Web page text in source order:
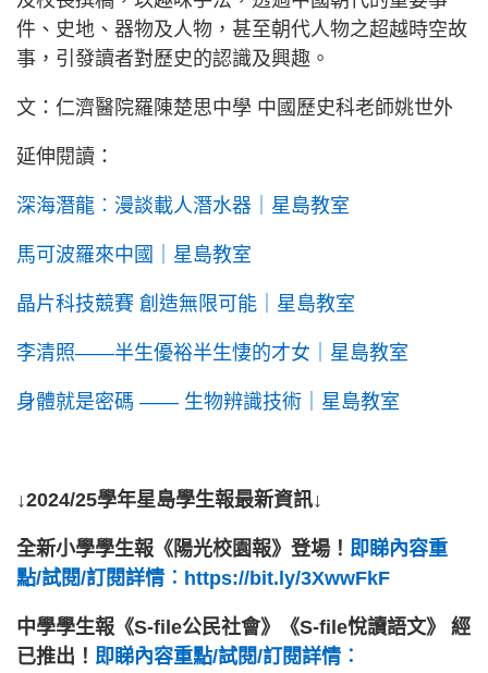
件、史地、器物及人物，甚至朝代人物之超越時空故
事，引發讀者對歷史的認識及興趣。
文：仁濟醫院羅陳楚思中學 中國歷史科老師姚世外
延伸閱讀：
深海潛龍︰漫談載人潛水器｜星島教室
馬可波羅來中國｜星島教室
晶片科技競賽 創造無限可能｜星島教室
李清照——半生優裕半生悽的才女｜星島教室
身體就是密碼 —— 生物辨識技術｜星島教室
↓2024/25學年星島學生報最新資訊↓
全新小學學生報《陽光校園報》登場！ 即睇內容重
點/試閱/訂閱詳情︰https://bit.ly/3XwwFkF
中學學生報《S-file公民社會》《S-file悅讀語文》 經
已推出！ 即睇內容重點/試閱/訂閱詳情︰